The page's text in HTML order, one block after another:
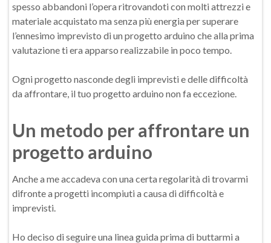
spesso abbandoni l’opera ritrovandoti con molti attrezzi e
materiale acquistato ma senza più energia per superare
l’ennesimo imprevisto di un progetto arduino che alla prima
valutazione ti era apparso realizzabile in poco tempo.
Ogni progetto nasconde degli imprevisti e delle difficoltà
da affrontare, il tuo progetto arduino non fa eccezione.
Un metodo per affrontare un
progetto arduino
Anche a me accadeva con una certa regolarità di trovarmi
difronte a progetti incompiuti a causa di difficoltà e
imprevisti.
Ho deciso di seguire una linea guida prima di buttarmi a